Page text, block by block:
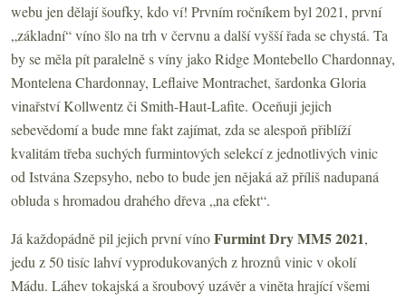
webu jen dělají šoufky, kdo ví! Prvním ročníkem byl 2021, první
„základní“ víno šlo na trh v červnu a další vyšší řada se chystá. Ta
by se měla pít paralelně s víny jako Ridge Montebello Chardonnay,
Montelena Chardonnay, Leflaive Montrachet, šardonka Gloria
vinařství Kollwentz či Smith-Haut-Lafite. Oceňuji jejich
sebevědomí a bude mne fakt zajímat, zda se alespoň přiblíží
kvalitám třeba suchých furmintových selekcí z jednotlivých vinic
od Istvána Szepsyho, nebo to bude jen nějaká až příliš nadupaná
obluda s hromadou drahého dřeva „na efekt“.
Já každopádně pil jejich první vínoFurmint DryMM5 2021,
jedu z 50 tisíc lahví vyprodukovaných z hroznů vinic v okolí
Mádu. Láhev tokajská a šroubový uzávěr a viněta hrající všemi